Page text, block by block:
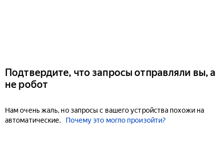
Подтвердите, что запросы отправляли вы, а
не робот
Нам очень жаль, но запросы с вашего устройства похожи на
автоматические.
Почему это могло произойти?